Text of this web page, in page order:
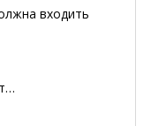
входить